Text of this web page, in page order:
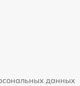
данных